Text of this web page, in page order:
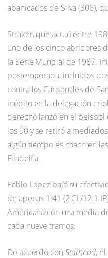
abanicados de Silva (306),
Straker, que actuó entre
uno de los cinco abridores
la Serie Mundial de 1987.
postemporada, incluidos
contra los Cardenales de
inédito en la delegación
derecho lanzó en el beisbol
los 90 y se retiró a
algún tiempo es coach en
Filadelfia.
Pablo López bajó su
de apenas 1.41 (2 CL/12.1
Americana con una media
cada nueve tramos.
De acuerdo con Stathead, el